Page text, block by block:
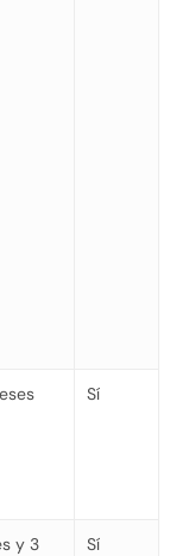
Sí
y 3
Sí